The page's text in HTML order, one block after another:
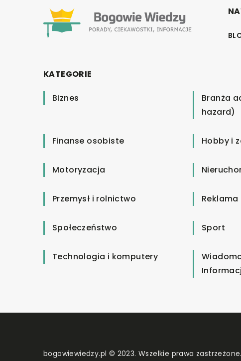
KATEGORIE
Biznes
Branża
hazard)
Finanse osobiste Hobby i
Motoryzacja
Przemysł i rolnictwo Reklama
Społeczeństwo Sport
Technologia i komputery
bogowiewiedzy.pl © 2023. Wszelkie prawa zastrzeżone.